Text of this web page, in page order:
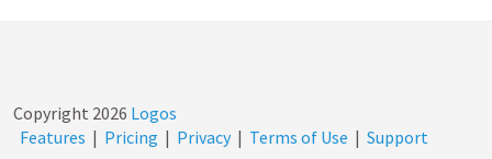
Copyright 2026 Logos
Features | Pricing | Privacy | Terms of Use | Support